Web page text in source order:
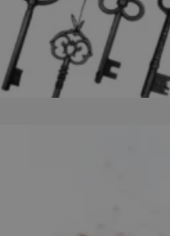
SessID
QeSessID
MvSessID
__cf_bm